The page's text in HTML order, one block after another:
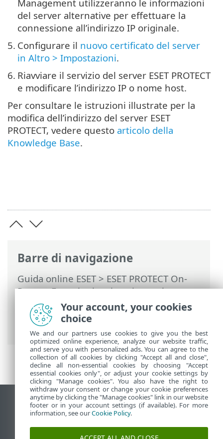
Barre di navigazione
Guida online ESET> ESET PROTECT On-
Prem>Eseguire la migrazione e la
reinstallazione> Modifica dell’indirizzo IP
o del nome host di ESET PROTECT Server
dopo la migrazione
Management utilizzeranno le informazioni
del server alternative per effettuare la
connessione all’indirizzo IP originale.
5. Configurare il nuovo certificato del server
in Altro > Impostazioni.
6. Riavviare il servizio del server ESET PROTECT
e modificare l’indirizzo IP o nome host.
Per consultare le istruzioni illustrate per la
modifica dell’indirizzo del server ESET
PROTECT, vedere questo articolo della
Knowledge Base.
Visualizza sito desktop
End of Life
ESET Knowledge Base
Your account, your cookies
choice
We and our partners use cookies to give you the best
optimized online experience, analyze our website traffic,
and serve you with personalized ads. You can agree to the
collection of all cookies by clicking "Accept all and close",
decline all non-essential cookies by choosing "Accept
essential cookies only", or adjust your cookie settings by
clicking "Manage cookies". You also have the right to
withdraw your consent or change your cookie preferences
anytime by clicking the "Manage cookies" link in our website
footer or in your account settings (if available). For more
information, see ourCookie Policy.